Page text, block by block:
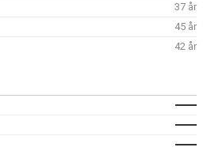
37 år
45 år
42 år